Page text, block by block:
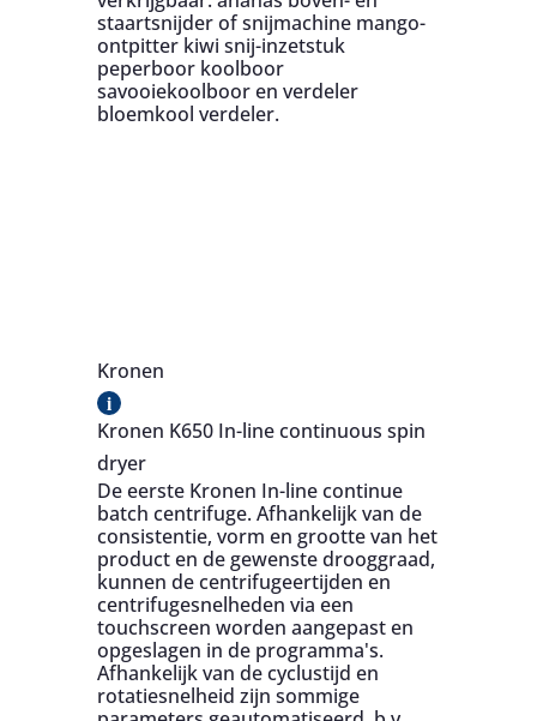
staartsnijder of snijmachine mango-
ontpitter kiwi snij-inzetstuk
peperboor koolboor
savooiekoolboor en verdeler
bloemkool verdeler.
Kronen
i
Kronen K650 In-line continuous spin
dryer
De eerste Kronen In-line continue
batch centrifuge. Afhankelijk van de
consistentie, vorm en grootte van het
product en de gewenste drooggraad,
kunnen de centrifugeertijden en
centrifugesnelheden via een
touchscreen worden aangepast en
opgeslagen in de programma's.
Afhankelijk van de cyclustijd en
rotatiesnelheid zijn sommige